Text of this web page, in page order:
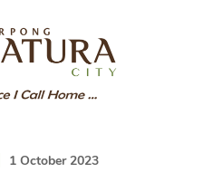
1 October 2023